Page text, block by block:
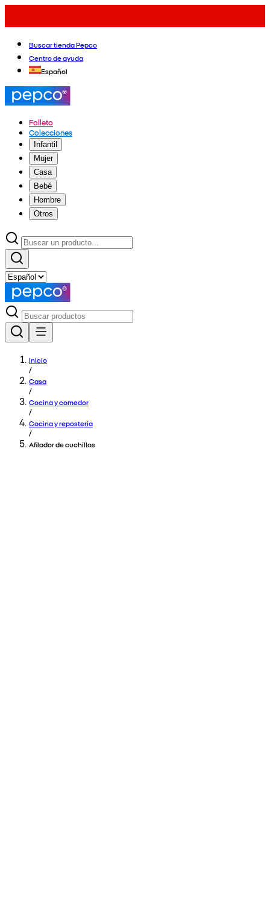
Buscar tienda Pepco
Centro de ayuda
Español
Folleto
Colecciones
Infantil
Mujer
Casa
Bebé
Hombre
Otros
Inicio
/
Casa
/
Cocina y comedor
/
Cocina y repostería
/
Afilador de cuchillos